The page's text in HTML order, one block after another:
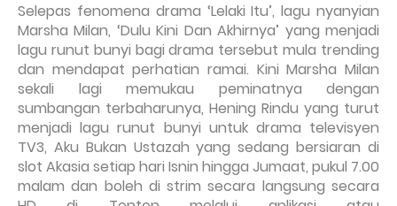
Selepas fenomena drama ‘Lelaki Itu’, lagu nyanyian
Marsha Milan, ‘Dulu Kini Dan Akhirnya’ yang menjadi
lagu runut bunyi bagi drama tersebut mula trending
dan mendapat perhatian ramai. Kini Marsha Milan
sekali lagi memukau peminatnya dengan
sumbangan terbaharunya, Hening Rindu yang turut
menjadi lagu runut bunyi untuk drama televisyen
TV3, Aku Bukan Ustazah yang sedang bersiaran di
slot Akasia setiap hari Isnin hingga Jumaat, pukul 7.00
malam dan boleh di strim secara langsung secara